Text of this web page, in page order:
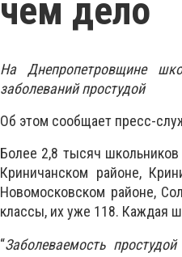
чем дело
На Днепропетровщине
заболеваний простудой
Об этом сообщает пресс-
Более 2,8 тысяч
Криничанском районе,
Новомосковском районе,
классы, их уже 118. Каждая
“Заболеваемость